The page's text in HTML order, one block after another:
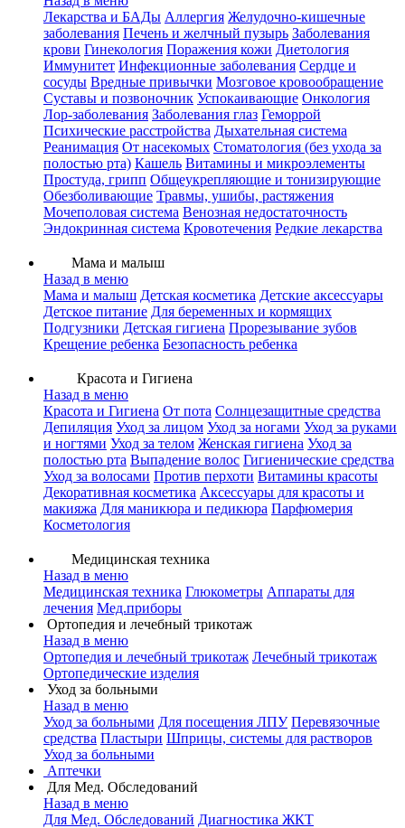
Лекарства и БАДы Аллергия Желудочно-кишечные
заболевания Печень и желчный пузырь Заболевания
крови Гинекология Поражения кожи Диетология
Иммунитет Инфекционные заболевания Сердце и
сосуды Вредные привычки Мозговое кровообращение
Суставы и позвоночник Успокаивающие Онкология
Лор-заболевания Заболевания глаз Геморрой
Психические расстройства Дыхательная система
Реанимация От насекомых Стоматология (без ухода за
полостью рта) Кашель Витамины и микроэлементы
Простуда, грипп Общеукрепляющие и тонизирующие
Обезболивающие Травмы, ушибы, растяжения
Мочеполовая система Венозная недостаточность
Эндокринная система Кровотечения Редкие лекарства
Мама и малыш
Назад в меню
Мама и малыш Детская косметика Детские аксессуары
Детское питание Для беременных и кормящих
Подгузники Детская гигиена Прорезывание зубов
Крещение ребенка Безопасность ребенка
Красота и Гигиена
Назад в меню
Красота и Гигиена От пота Солнцезащитные средства
Депиляция Уход за лицом Уход за ногами Уход за руками
и ногтями Уход за телом Женская гигиена Уход за
полостью рта Выпадение волос Гигиенические средства
Уход за волосами Против перхоти Витамины красоты
Декоративная косметика Аксессуары для красоты и
макияжа Для маникюра и педикюра Парфюмерия
Косметология
Медицинская техника
Назад в меню
Медицинская техника Глюкометры Аппараты для
лечения Мед.приборы
Ортопедия и лечебный трикотаж
Назад в меню
Ортопедия и лечебный трикотаж Лечебный трикотаж
Ортопедические изделия
Уход за больными
Назад в меню
Уход за больными Для посещения ЛПУ Перевязочные
средства Пластыри Шприцы, системы для растворов
Уход за больными
Аптечки
Для Мед. Обследований
Назад в меню
Для Мед. Обследований Диагностика ЖКТ